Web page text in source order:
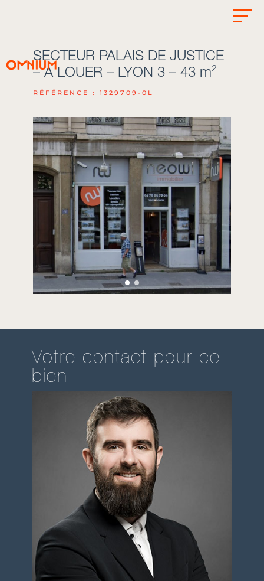
SECTEUR PALAIS DE JUSTICE
– A LOUER – LYON 3 – 43 m²
RÉFÉRENCE : 1329709-0L
Votre contact pour ce
bien